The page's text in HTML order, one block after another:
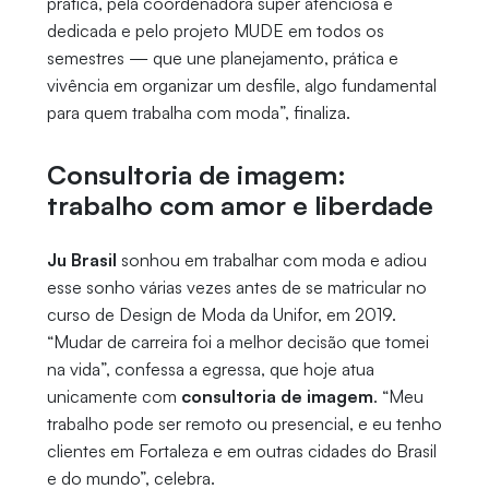
dedicada e pelo projeto MUDE em todos os
semestres — que une planejamento, prática e
vivência em organizar um desfile, algo fundamental
para quem trabalha com moda”, finaliza.
Consultoria de imagem:
trabalho com amor e liberdade
Ju Brasil sonhou em trabalhar com moda e adiou
esse sonho várias vezes antes de se matricular no
curso de Design de Moda da Unifor, em 2019.
“Mudar de carreira foi a melhor decisão que tomei
na vida”, confessa a egressa, que hoje atua
unicamente com consultoria de imagem. “Meu
trabalho pode ser remoto ou presencial, e eu tenho
clientes em Fortaleza e em outras cidades do Brasil
e do mundo”, celebra.